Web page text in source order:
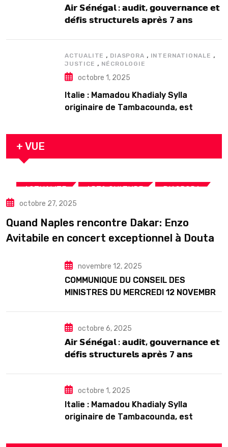
𝗔𝗶𝗿 𝗦𝗲́𝗻𝗲́𝗴𝗮𝗹 : 𝗮𝘂𝗱𝗶𝘁, 𝗴𝗼𝘂𝘃𝗲𝗿𝗻𝗮𝗻𝗰𝗲 𝗲𝘁
𝗱𝗲́𝗳𝗶𝘀 𝘀𝘁𝗿𝘂𝗰𝘁𝘂𝗿𝗲𝗹𝘀 𝗮𝗽𝗿𝗲̀𝘀 7 𝗮𝗻𝘀
ACTUALITE , DIASPORA , INTERNATIONALE ,
JUSTICE , NÉCROLOGIE
octobre 1, 2025
Italie : Mamadou Khadialy Sylla
originaire de Tambacounda, est
arrestation
+ VUE
ACTUALITE ART& CULTURE DIASPORA
TOURISME
octobre 27, 2025
Quand Naples rencontre Dakar: Enzo
Avitabile en concert exceptionnel à Douta
novembre 12, 2025
COMMUNIQUE DU CONSEIL DES
MINISTRES DU MERCREDI 12 NOVEMBRE
octobre 6, 2025
𝗔𝗶𝗿 𝗦𝗲́𝗻𝗲́𝗴𝗮𝗹 : 𝗮𝘂𝗱𝗶𝘁, 𝗴𝗼𝘂𝘃𝗲𝗿𝗻𝗮𝗻𝗰𝗲 𝗲𝘁
𝗱𝗲́𝗳𝗶𝘀 𝘀𝘁𝗿𝘂𝗰𝘁𝘂𝗿𝗲𝗹𝘀 𝗮𝗽𝗿𝗲̀𝘀 7 𝗮𝗻𝘀
octobre 1, 2025
Italie : Mamadou Khadialy Sylla
originaire de Tambacounda, est
arrestation